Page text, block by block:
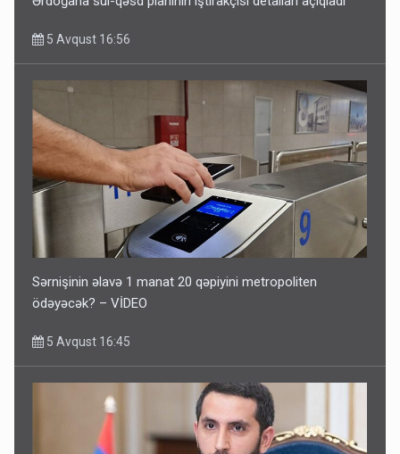
5 Avqust 16:56
Sərnişinin əlavə 1 manat 20 qəpiyini metropoliten
ödəyəcək? – VİDEO
5 Avqust 16:45